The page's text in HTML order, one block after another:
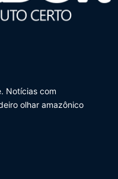
Notícias com
olhar amazônico